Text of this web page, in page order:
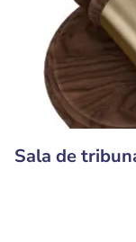
Sala de